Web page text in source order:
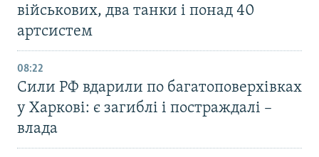
військових, два танки і понад 40
артсистем
08:22
Сили РФ вдарили по багатоповерхівках
у Харкові: є загиблі і постраждалі –
влада